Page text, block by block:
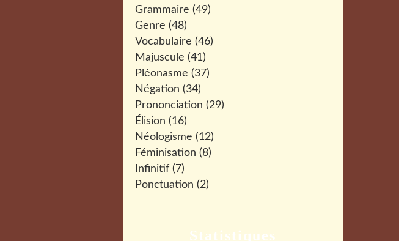
Grammaire (49)
Genre (48)
Vocabulaire (46)
Majuscule (41)
Pléonasme (37)
Négation (34)
Prononciation (29)
Élision (16)
Néologisme (12)
Féminisation (8)
Infinitif (7)
Ponctuation (2)
Statistiques